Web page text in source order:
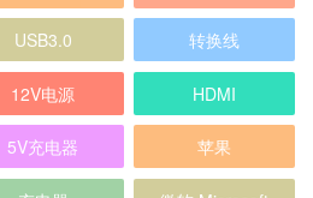
USB3.0 转换线
12V电源 HDMI
5V充电器 苹果